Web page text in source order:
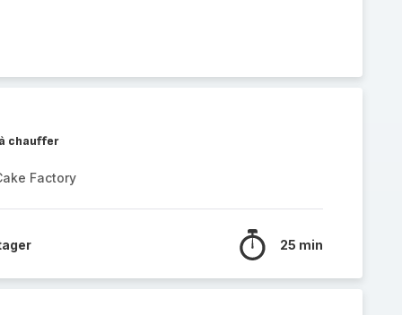
chauffer
Factory
25 min